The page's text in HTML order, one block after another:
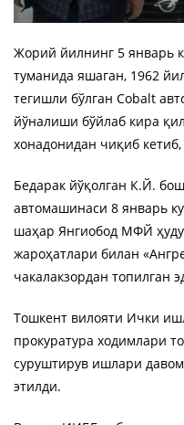
Жорий йилнинг 5 январь
туманида яшаган, 1962
тегишли бўлган Cobalt
йўналиши бўйлаб кира
хонадонидан чиқиб
Бедарак йўқолган К.Й.
автомашинаси 8 январь
шаҳар Янгиобод МФЙ
жароҳатлари билан
чакалакзордан топилган
Тошкент вилояти Ички
прокуратура ходимлари
суруштирув ишлари
этилди.